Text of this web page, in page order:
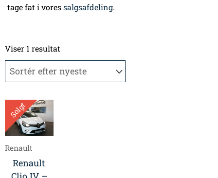
tage fat i voressalgsafdeling.
Viser 1 resultat
Solgt
Renault
Renault